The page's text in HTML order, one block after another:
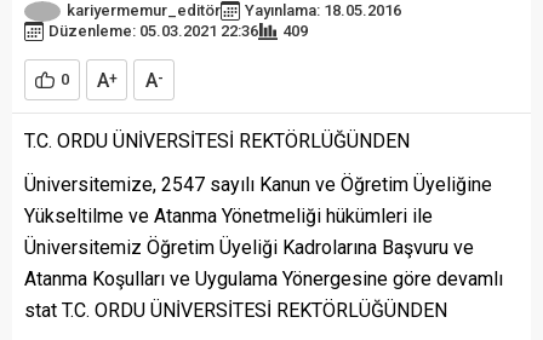
kariyermemur_editör
Yayınlama: 18.05.2016
Düzenleme: 05.03.2021 22:36
409
0 A+ A-
T.C. ORDU ÜNİVERSİTESİ REKTÖRLÜĞÜNDEN
Üniversitemize, 2547 sayılı Kanun ve Öğretim Üyeliğine
Yükseltilme ve Atanma Yönetmeliği hükümleri ile
Üniversitemiz Öğretim Üyeliği Kadrolarına Başvuru ve
Atanma Koşulları ve Uygulama Yönergesine göre devamlı
stat T.C. ORDU ÜNİVERSİTESİ REKTÖRLÜĞÜNDEN